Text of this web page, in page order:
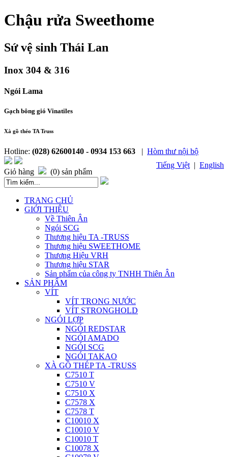
Chậu rửa Sweethome
Sứ vệ sinh Thái Lan
Inox 304 & 316
Ngói Lama
Gạch bông gió Vinatiles
Xà gồ théo TA Truss
Hotline: (028) 62600140 - 0934 153 663 | Hòm thư nội bộ
Tiếng Việt | English
Giỏ hàng (0) sản phẩm
TRANG CHỦ
GIỚI THIỆU
Về Thiên Ân
Ngói SCG
Thương hiệu TA -TRUSS
Thương hiệu SWEETHOME
Thương Hiệu VRH
Thương hiệu STAR
Sản phẩm của công ty TNHH Thiên Ân
SẢN PHẨM
VÍT
VÍT TRONG NƯỚC
VÍT STRONGHOLD
NGÓI LỢP
NGÓI REDSTAR
NGÓI AMADO
NGÓI SCG
NGÓI TAKAO
XÀ GỒ THÉP TA -TRUSS
C7510 T
C7510 V
C7510 X
C7578 X
C7578 T
C10010 X
C10010 V
C10010 T
C10078 X